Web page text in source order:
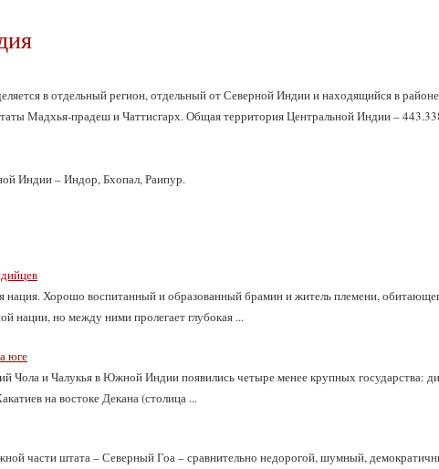
в отдельный регион, отдельный от Северной Индии и находящийся в
Мадхья-прадеш и Чаттисгарх. Общая территория Центральной Индии –
Индии – Индор, Бхопал, Раипур.
Хорошо воспитанный и образованный брамин и житель племени,
нации, но между ними пролегает глубокая ...
юге
Чола и Чалукья в Южной Индии появились четыре менее крупных государства:
на востоке Декана (столица ...
части штата – Северный Гоа – сравнительно недорогой, шумный,